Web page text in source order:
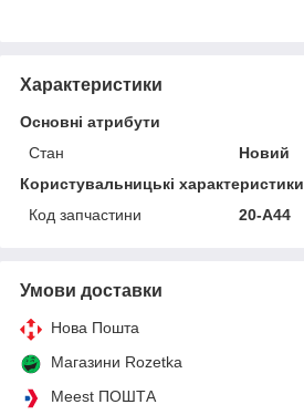
Характеристики
Основні атрибути
Стан
Новий
Користувальницькі характеристики
Код запчастини
20-A44
Умови доставки
Нова Пошта
Магазини Rozetka
Meest ПОШТА